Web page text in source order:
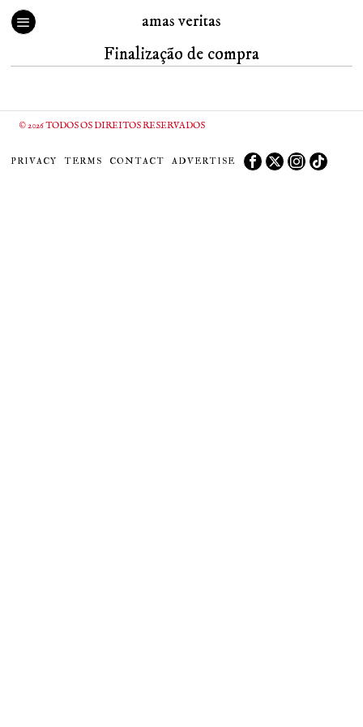
amas veritas
Finalização de compra
©2026TODOS OS DIREITOS RESERVADOS
PRIVACY TERMS CONTACT ADVERTISE